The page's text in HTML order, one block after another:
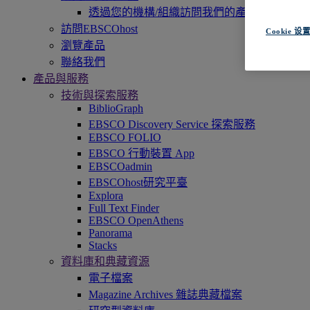
透過您的機構/組織訪問我們的產品，即刻開
訪問EBSCOhost
瀏覽產品
聯絡我們
產品與服務
技術與探索服務
BiblioGraph
EBSCO Discovery Service 探索服務
EBSCO FOLIO
EBSCO 行動裝置 App
EBSCOadmin
EBSCOhost研究平臺
Explora
Full Text Finder
EBSCO OpenAthens
Panorama
Stacks
資料庫和典藏資源
電子檔案
Magazine Archives 雜誌典藏檔案
Cookie 设置